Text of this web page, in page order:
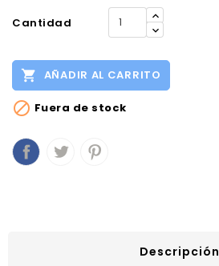
Cantidad
 AÑADIR AL CARRITO
 Fuera de stock
Descripción